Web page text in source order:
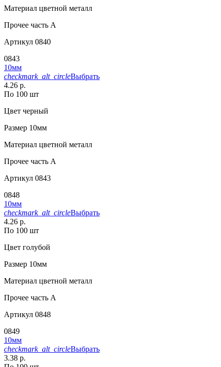
Материал цветной металл
Прочее часть A
Артикул 0840
0843
10мм
checkmark_alt_circleВыбрать
4.26 р.
По 100 шт
Цвет черный
Размер 10мм
Материал цветной металл
Прочее часть A
Артикул 0843
0848
10мм
checkmark_alt_circleВыбрать
4.26 р.
По 100 шт
Цвет голубой
Размер 10мм
Материал цветной металл
Прочее часть A
Артикул 0848
0849
10мм
checkmark_alt_circleВыбрать
3.38 р.